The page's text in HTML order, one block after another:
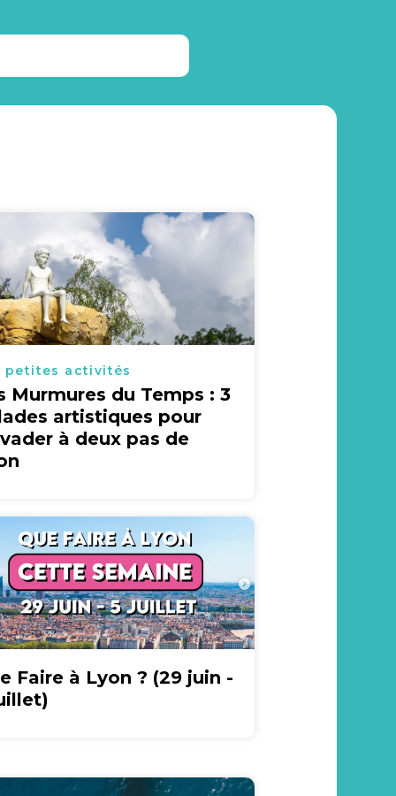
petites activités
Murmures du Temps : 3
artistiques pour
à deux pas de
Faire à Lyon ? (29 juin -